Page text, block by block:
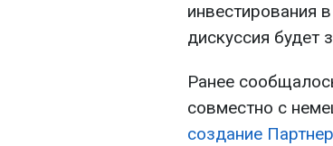
инвестирования
дискуссия будет
Ранее
совместно с
создание